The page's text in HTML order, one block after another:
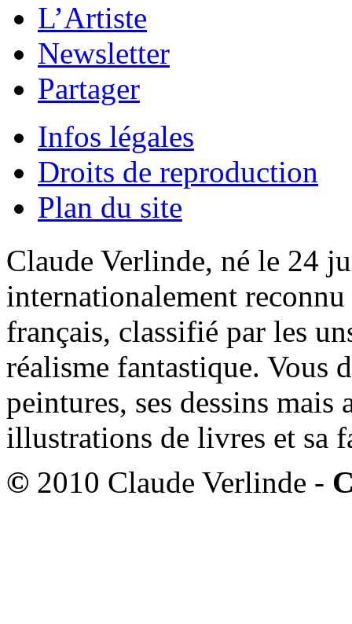
L’Artiste
Newsletter
Partager
Infos légales
Droits de reproduction
Plan du site
Claude Verlinde, né le 24
internationalement
français, classifié par les
réalisme fantastique. Vous
peintures, ses dessins mais
illustrations de livres et sa
© 2010 Claude Verlinde -